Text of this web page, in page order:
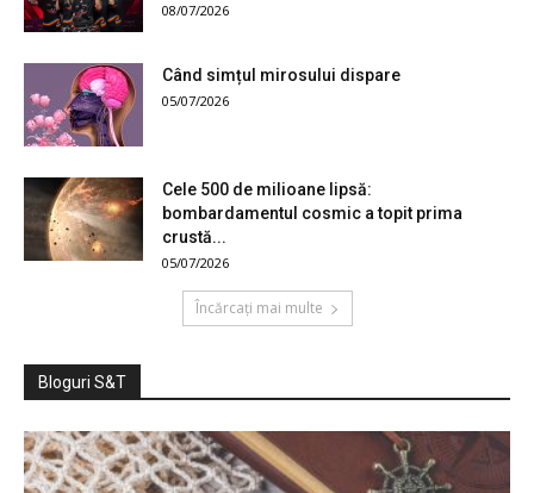
08/07/2026
Când simțul mirosului dispare
05/07/2026
Cele 500 de milioane lipsă:
bombardamentul cosmic a topit prima
crustă...
05/07/2026
Încărcați mai multe
Bloguri S&T